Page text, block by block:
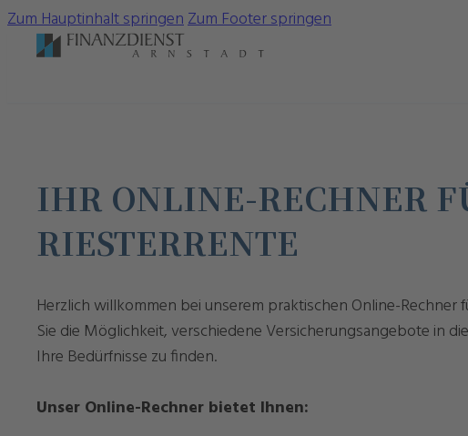
Zum Hauptinhalt springenZum Footer springen
IHR ONLINE-RECHNER
RIESTERRENTE
Herzlich willkommen bei unserem praktischen Online-
Sie die Möglichkeit, verschiedene Versicherungsangebote in
Ihre Bedürfnisse zu finden.
Unser Online-Rechner bietet Ihnen: